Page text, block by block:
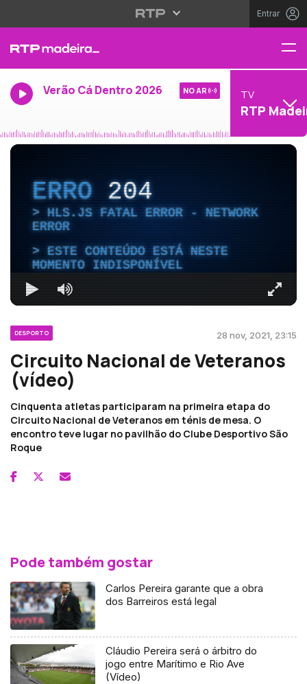
Entrar
Verão Cá Dentro 2026 NO AR TV
RTP
ERRO204
HLS.JS FATAL ERROR - NETWORK
ERROR
ESTE CONTEÚDO ESTÁ NESTE
MOMENTO INDISPONÍVEL
DESPORTO 28 nov, 2021, 23:15
Circuito Nacional de Veteranos
(vídeo)
Cinquenta atletas participaram na primeira etapa do
Circuito Nacional de Veteranos em ténis de mesa. O
encontro teve lugar no pavilhão do Clube Desportivo São
Roque
Pode também gostar
Carlos Pereira garante que a obra
dos Barreiros está legal
Cláudio Pereira será o árbitro do
jogo entre Marítimo e Rio Ave
(Vídeo)